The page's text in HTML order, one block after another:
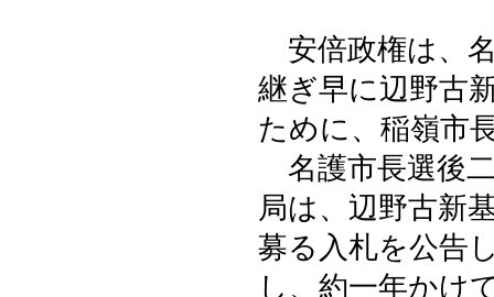
安倍政権は、
継ぎ早に辺野古
ために、稲嶺市
名護市長選後
局は、辺野古新
募る入札を公告
し、約一年かけ